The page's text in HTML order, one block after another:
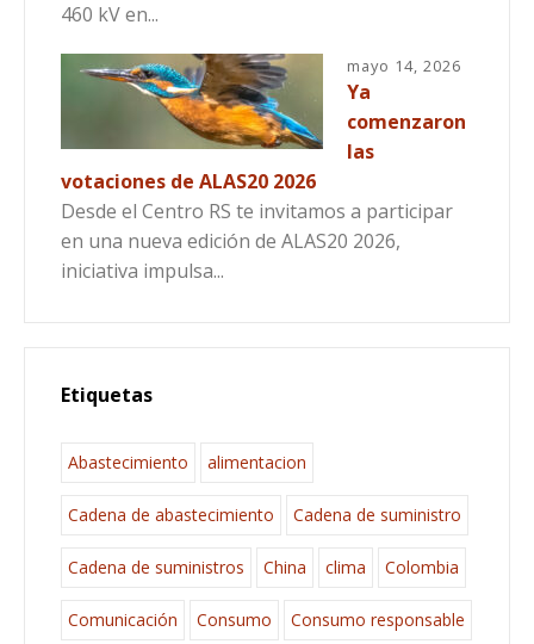
460 kV en...
mayo 14, 2026
Ya
comenzaron
las
votaciones de ALAS20 2026
Desde el Centro RS te invitamos a participar
en una nueva edición de ALAS20 2026,
iniciativa impulsa...
Etiquetas
Abastecimiento alimentacion
Cadena de abastecimiento Cadena de suministro
Cadena de suministros China clima Colombia
Comunicación Consumo Consumo responsable